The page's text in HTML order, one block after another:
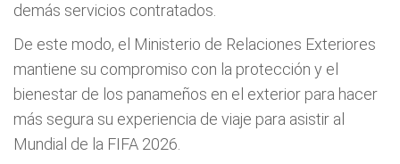
demás servicios contratados.
De este modo, el Ministerio de Relaciones Exteriores
mantiene su compromiso con la protección y el
bienestar de los panameños en el exterior para hacer
más segura su experiencia de viaje para asistir al
Mundial de la FIFA 2026.